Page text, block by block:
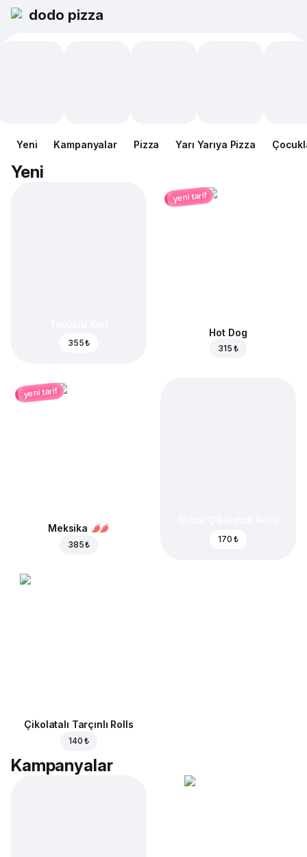
dodo pizza
Yeni Kampanyalar Pizza Yarı Yarıya Pizza
Yeni
355 ₺
yeni tarif
Hot Dog
315 ₺
yeni tarif
Meksika
385 ₺
170 ₺
Çikolatalı Tarçınlı Rolls
140 ₺
Kampanyalar